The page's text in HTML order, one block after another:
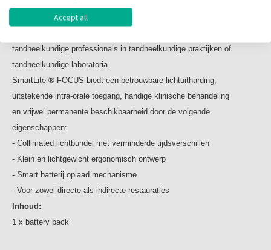
The SmartLite Focus Curing light is een draadloze pen-style, LED licht
tandheelkundige professionals in tandheelkundige praktijken of
tandheelkundige laboratoria.
SmartLite ® FOCUS biedt een betrouwbare lichtuitharding,
uitstekende intra-orale toegang, handige klinische behandeling
en vrijwel permanente beschikbaarheid door de volgende
eigenschappen:
- Collimated lichtbundel met verminderde tijdsverschillen
- Klein en lichtgewicht ergonomisch ontwerp
- Smart batterij oplaad mechanisme
- Voor zowel directe als indirecte restauraties
Inhoud:
1 x battery pack
Accept all